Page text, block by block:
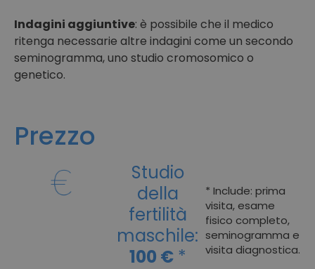
Indagini aggiuntive: è possibile che il medico
ritenga necessarie altre indagini come un secondo
seminogramma, uno studio cromosomico o
genetico.
Prezzo
Studio
della
fertilità
maschile:
100 €*
* Include: prima
visita, esame
fisico completo,
seminogramma e
visita diagnostica.